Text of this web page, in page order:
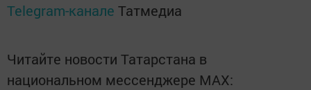
Telegram-канале Татмедиа
Читайте новости Татарстана в
национальном мессенджере MАХ: